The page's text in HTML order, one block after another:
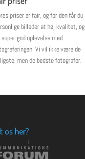
priser er fair, og for den får du
billeder at høj kvalitet, og
super god oplevelse med
Vi vil ikke være de
men de bedste fotografer.
os her?